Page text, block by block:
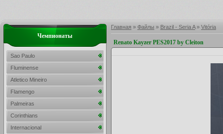
Главная » Файлы » Brazil - Seria A» Vitória
Renato Kayzer PES2017 by Cleiton
Чемпионаты
Sao Paulo
Fluminense
Atletico Mineiro
Flamengo
Palmeiras
Corinthians
Internacional